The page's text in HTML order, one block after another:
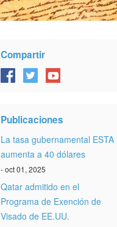
Compartir
Publicaciones
La tasa gubernamental ESTA
aumenta a 40 dólares
- oct 01, 2025
Qatar admitido en el
Programa de Exención de
Visado de EE.UU.